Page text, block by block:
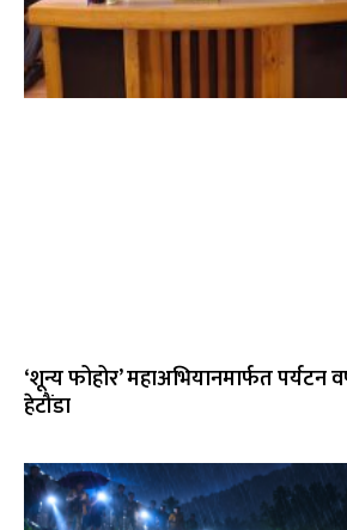
‘शून्य फोहोर’ महाअभियानमार्फत
हेटौंडा